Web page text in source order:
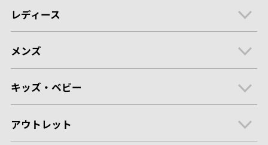
レディース
メンズ
キッズ・ベビー
アウトレット